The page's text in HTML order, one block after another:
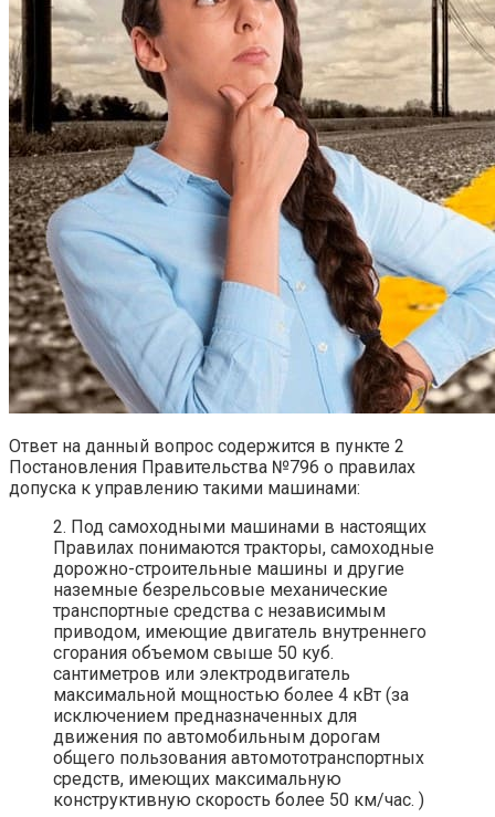
Ответ на данный вопрос содержится в пункте 2
Постановления Правительства №796 о правилах
допуска к управлению такими машинами:
2. Под самоходными машинами в настоящих
Правилах понимаются тракторы, самоходные
дорожно-строительные машины и другие
наземные безрельсовые механические
транспортные средства с независимым
приводом, имеющие двигатель внутреннего
сгорания объемом свыше 50 куб.
сантиметров или электродвигатель
максимальной мощностью более 4 кВт (за
исключением предназначенных для
движения по автомобильным дорогам
общего пользования автомототранспортных
средств, имеющих максимальную
конструктивную скорость более 50 км/час. )